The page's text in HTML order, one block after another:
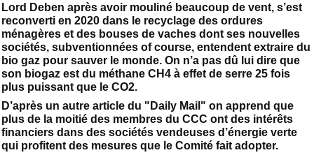
Lord Deben après avoir mouliné beaucoup de vent, s’est
reconverti en 2020 dans le recyclage des ordures
ménagères et des bouses de vaches dont ses nouvelles
sociétés, subventionnées of course, entendent extraire du
bio gaz pour sauver le monde. On n’a pas dû lui dire que
son biogaz est du méthane CH4 à effet de serre 25 fois
plus puissant que le CO2.
D’après un autre article du "Daily Mail" on apprend que
plus de la moitié des membres du CCC ont des intérêts
financiers dans des sociétés vendeuses d’énergie verte
qui profitent des mesures que le Comité fait adopter.